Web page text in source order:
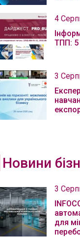
4
ТПП: 5
3
Новини
3
для